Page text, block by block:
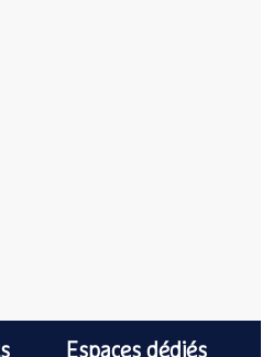
Espaces dédiés